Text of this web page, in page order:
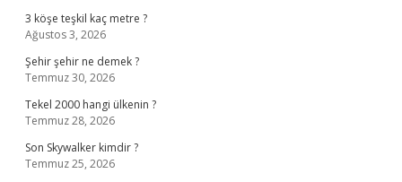
3 köşe teşkil kaç metre ?
Ağustos 3, 2026
Şehir şehir ne demek ?
Temmuz 30, 2026
Tekel 2000 hangi ülkenin ?
Temmuz 28, 2026
Son Skywalker kimdir ?
Temmuz 25, 2026